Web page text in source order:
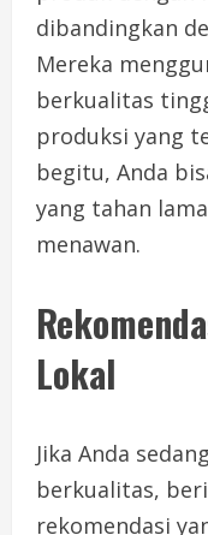
dibandingkan
Mereka
berkualitas
produksi yang
begitu, Anda
yang tahan
menawan.
Lokal
Jika Anda
berkualitas,
rekomendasi